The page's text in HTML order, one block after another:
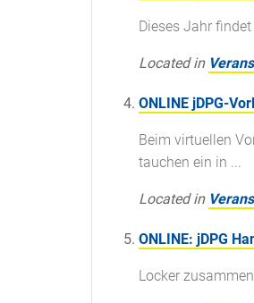
Dieses Jahr
Located in
ONLINE jDPG-
Beim virtuellen
tauchen ein in ...
Located in
ONLINE: jDPG
Locker